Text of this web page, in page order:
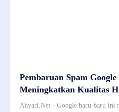
Pembaruan Spam
Meningkatkan Kualitas
Ahyari.Net - Google baru-baru ini